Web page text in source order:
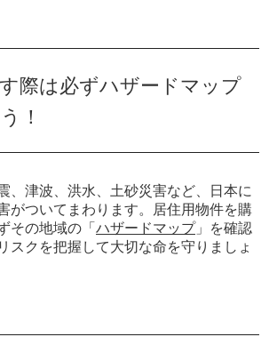
際は必ずハザードマップ
！
、津波、洪水、土砂災害など、日本に
がついてまわります。居住用物件を購
その地域の「 ハザードマップ」を確認
スクを把握して大切な命を守りましょ